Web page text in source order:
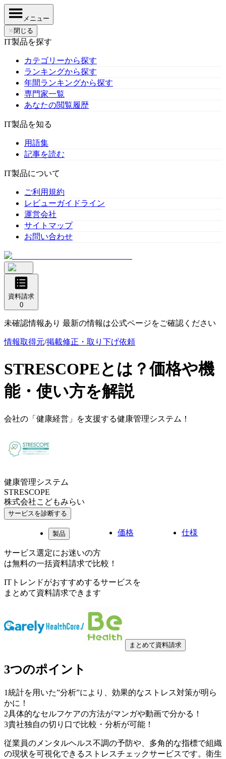
メニュー
✕ 閉じる
IT製品を探す
カテゴリーから探す
ランキングから探す
年間ランキングから探す
専門家一覧
あなたの閲覧履歴
IT製品を知る
用語集
記事を読む
IT製品について
ご利用規約
レビューガイドライン
運営会社
サイトマップ
お問い合わせ
資料請求
0
未確認情報あり 最新の情報は公式ページをご確認ください
情報取得元/掲載修正・取り下げ依頼
STRESCOPEとは？価格や機
能・使い方を解説
会社の「健康経営」を支援する健康管理システム！
健康管理システム
STRESCOPE
株式会社こどもみらい
サービスを診断する
製品 価格 仕様
サービス選定にお迷いの方
は無料の一括資料請求で比較！
ITトレンドがおすすめするサービスを
まとめて資料請求できます
まとめて資料請求
3つのポイント
1統計を用いた”分析”により、効果的なストレス対策が明ら
かに！
2具体的なセルフケアの方法がマンガや動画で分かる！
3貴社独自の切り口で比較・分析が可能！
従業員のメンタルヘルス不調の予防や、多角的な指標で組織
の現状を可視化できるストレスチェックサービスです。衛生